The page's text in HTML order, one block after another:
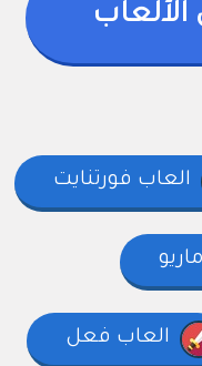
العاب فورتنايت
العاب فعل